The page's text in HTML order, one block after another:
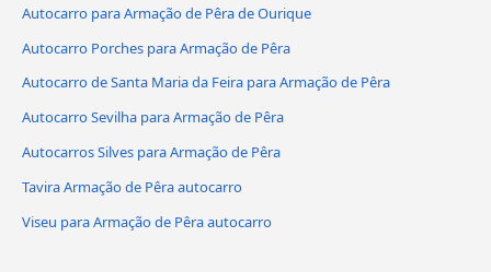
Autocarro para Armação de Pêra de Ourique
Autocarro Porches para Armação de Pêra
Autocarro de Santa Maria da Feira para Armação de Pêra
Autocarro Sevilha para Armação de Pêra
Autocarros Silves para Armação de Pêra
Tavira Armação de Pêra autocarro
Viseu para Armação de Pêra autocarro